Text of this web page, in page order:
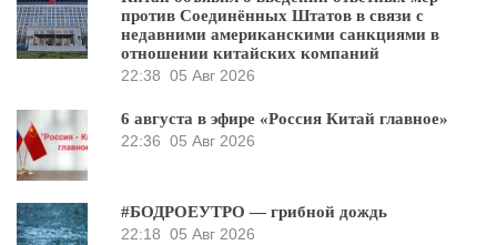
против Соединённых Штатов в связи с
недавними американскими санкциями в
отношении китайских компаний
22:38 05 Авг 2026
6 августа в эфире «Россия Китай главное»
22:36 05 Авг 2026
#БОДРОЕУТРО — грибной дождь
22:18 05 Авг 2026